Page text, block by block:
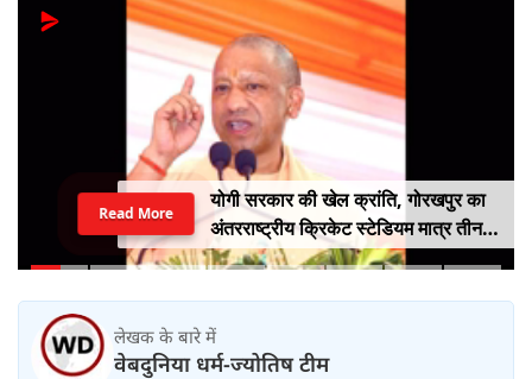
योगी सरकार की खेल क्रांति, गोरखपुर का
अंतरराष्ट्रीय क्रिकेट स्टेडियम मात्र तीन
महीने में लगभग 20% तैयार
Read More
लेखक के बारे में
वेबदुनिया धर्म-ज्योतिष टीम